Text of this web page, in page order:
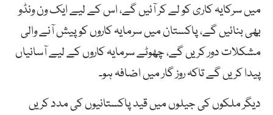
میں سرکایہ کاری کو لے کر آئیں گے، اس کے لیے ایک ون ونڈو
بھی بنائیں گے، پاکستان میں سرمایہ کاروں کو پیش آنے والی
مشکلات دور کریں گے، چھوٹے سرمایہ کاروں کے لیے آسانیاں
پیدا کریں گے تاکہ روز گار میں اضافہ ہو۔
دیگر ملکوں کی جیلوں میں قید پاکستانیوں کی مدد کریں